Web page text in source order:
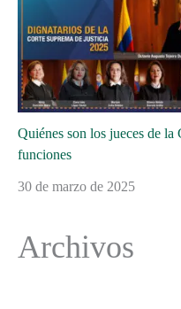
Quiénes son los jueces de
funciones
30 de marzo de 2025
Archivos